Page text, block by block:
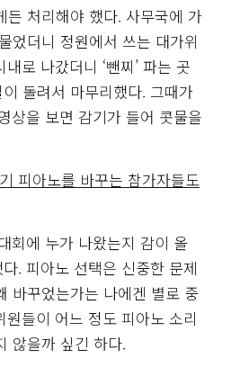
든 처리해야 했다. 사무국에 가
었더니 정원에서 쓰는 대가위
로 나갔더니 ‘뺀찌’ 파는 곳
돌려서 마무리했다. 그때가
상을 보면 감기가 들어 콧물을
피아노를 바꾸는 참가자들도
회에 누가 나왔는지 감이 올
. 피아노 선택은 신중한 문제
바꾸었는가는 나에겐 별로 중
들이 어느 정도 피아노 소리
않을까 싶긴 하다.